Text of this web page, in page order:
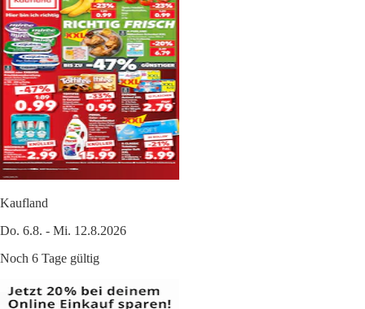
Kaufland
Do. 6.8. - Mi. 12.8.2026
Noch 6 Tage gültig